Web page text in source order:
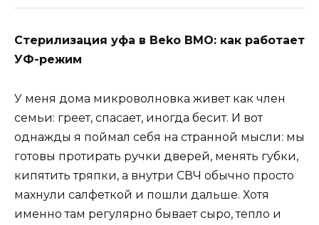
Стерилизация уфа в Beko BMO: как работает
УФ-режим
У меня дома микроволновка живет как член
семьи: греет, спасает, иногда бесит. И вот
однажды я поймал себя на странной мысли: мы
готовы протирать ручки дверей, менять губки,
кипятить тряпки, а внутри СВЧ обычно просто
махнули салфеткой и пошли дальше. Хотя
именно там регулярно бывает сыро, тепло и